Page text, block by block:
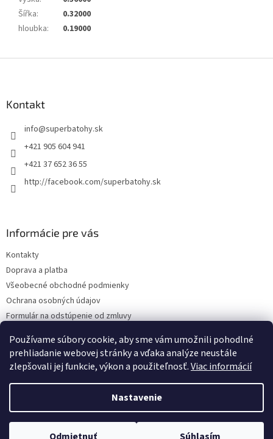
Používame súbory cookie, aby sme vám umožnili pohodlné
prehliadanie webovej stránky a vďaka analýze neustále
zlepšovali jej funkcie, výkon a použiteľnosť.Viac informácií
Nastavenie
Šířka:
0.32000
hloubka: 0.19000
Kontakt
info@superbatohy.sk
+421 905 604 941
+421 37 652 36 55
http://facebook.com/superbatohy.sk
Informácie pre vás
Kontakty
Doprava a platba
Všeobecné obchodné podmienky
Ochrana osobných údajov
Formulár na odstúpenie od zmluvy
Reklamačný formulár
Vytvoril Shoptet